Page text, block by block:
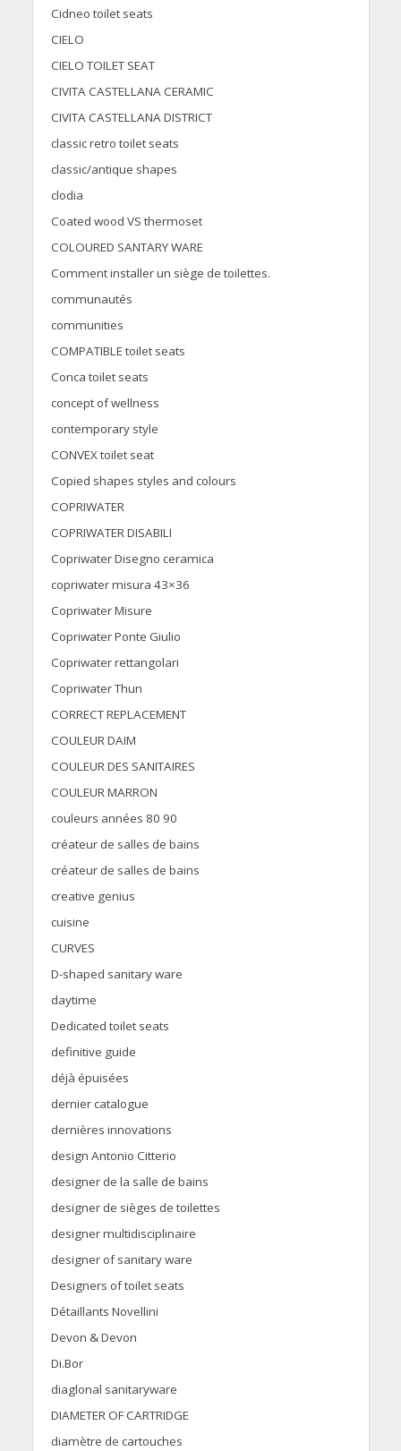
Cidneo toilet seats
CIELO
CIELO TOILET SEAT
CIVITA CASTELLANA CERAMIC
CIVITA CASTELLANA DISTRICT
classic retro toilet seats
classic/antique shapes
clodia
Coated wood VS thermoset
COLOURED SANTARY WARE
Comment installer un siège de toilettes.
communautés
communities
COMPATIBLE toilet seats
Conca toilet seats
concept of wellness
contemporary style
CONVEX toilet seat
Copied shapes styles and colours
COPRIWATER
COPRIWATER DISABILI
Copriwater Disegno ceramica
copriwater misura 43×36
Copriwater Misure
Copriwater Ponte Giulio
Copriwater rettangolari
Copriwater Thun
CORRECT REPLACEMENT
COULEUR DAIM
COULEUR DES SANITAIRES
COULEUR MARRON
couleurs années 80 90
créateur de salles de bains
créateur de salles de bains
creative genius
cuisine
CURVES
D-shaped sanitary ware
daytime
Dedicated toilet seats
definitive guide
déjà épuisées
dernier catalogue
dernières innovations
design Antonio Citterio
designer de la salle de bains
designer de sièges de toilettes
designer multidisciplinaire
designer of sanitary ware
Designers of toilet seats
Détaillants Novellini
Devon & Devon
Di.Bor
diaglonal sanitaryware
DIAMETER OF CARTRIDGE
diamètre de cartouches